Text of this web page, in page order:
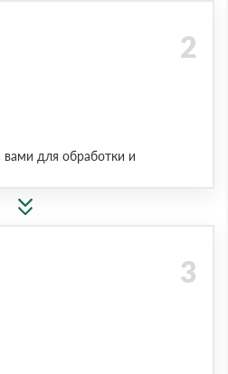
для обработки и